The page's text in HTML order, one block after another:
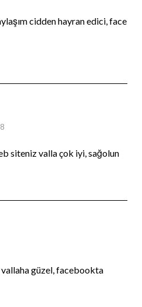
cidden hayran edici, face
siteniz valla çok iyi, sağolun
güzel, facebookta